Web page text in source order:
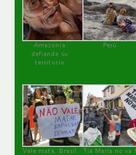
Amazonía
defiende su
territorio
Perú
Vale mata, Brasil Tía María no va !